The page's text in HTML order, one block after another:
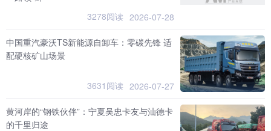
3278阅读 2026-07-28
中国重汽豪沃TS新能源自卸车：零碳先锋 适
配硬核矿山场景
3631阅读 2026-07-27
黄河岸的“钢铁伙伴”：宁夏吴忠卡友与汕德卡
的千里归途